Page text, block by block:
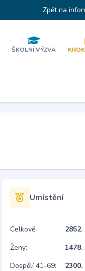
Zpět na
ŠKOLNÍ VÝZVA
Umístění
Celkově: 2852.
Ženy:
1478.
Dospělí 41-69:
2300.